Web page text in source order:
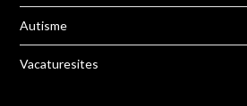
Autisme
Vacaturesites